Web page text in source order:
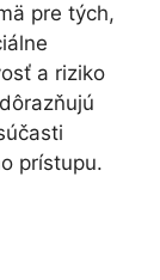
pre tých,
a riziko
prístupu.